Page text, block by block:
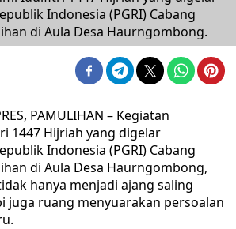
Indonesia (PGRI) Cabang
di Aula Desa Haurngombong.
PAMULIHAN – Kegiatan
1447 Hijriah yang digelar
Indonesia (PGRI) Cabang
di Aula Desa Haurngombong,
hanya menjadi ajang saling
juga ruang menyuarakan persoalan